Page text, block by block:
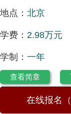
地点： 北京
学费： 2.98万元
学制： 一年
查看简章
在线报名